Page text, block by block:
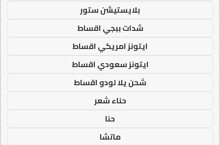
بلايستيشن ستور
شدات ببجي اقساط
ايتونز امريكي اقساط
ايتونز سعودي اقساط
شحن يلا لودو اقساط
حناء شعر
حنا
ماتشا